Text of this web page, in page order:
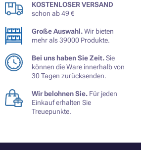
KOSTENLOSER VERSAND
schon ab 49 €
Große Auswahl.Wir bieten
mehr als 39000 Produkte.
Bei uns haben Sie Zeit.Sie
können die Ware innerhalb von
30 Tagen zurücksenden.
Wir belohnen Sie. Für jeden
Einkauf erhalten Sie
Treuepunkte.